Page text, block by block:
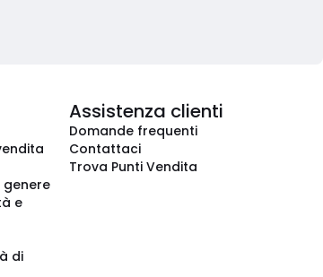
e
di
Assistenza clienti
Domande frequenti
Contattaci
Trova Punti Vendita